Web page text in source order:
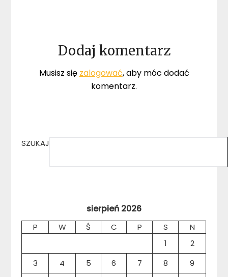
Dodaj komentarz
Musisz się zalogować, aby móc dodać
komentarz.
SZUKAJ
sierpień 2026
P W Ś C P S
N
1
2
3
4 5 6 7 8
9